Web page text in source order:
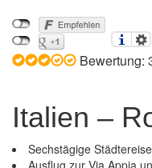
Bewertung:
Italien –
Sechstägige